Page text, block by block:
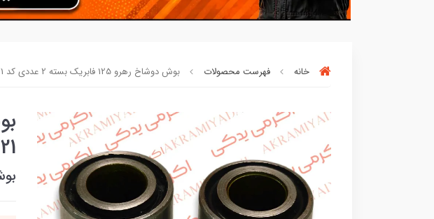
خانه فهرست محصولات بوش دوشاخ رهرو 125 فابریک بسته 2 عددی کد 85421